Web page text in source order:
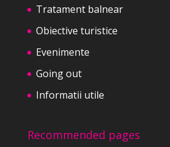
Tratament balnear
Obiective turistice
Evenimente
Going out
Informatii utile
Recommended pages